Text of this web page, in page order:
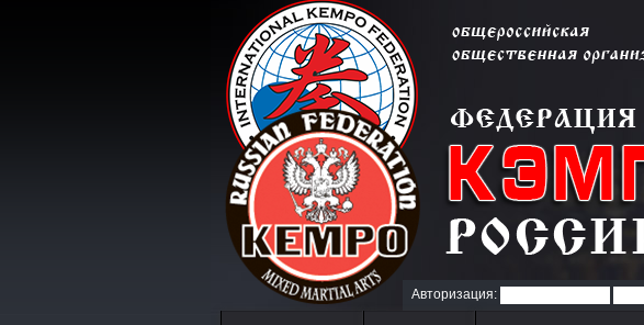
Авторизация: